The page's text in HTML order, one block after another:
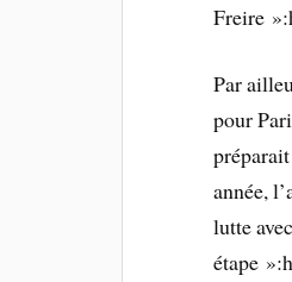
Freire
Par
pour
année,
lutte
étape